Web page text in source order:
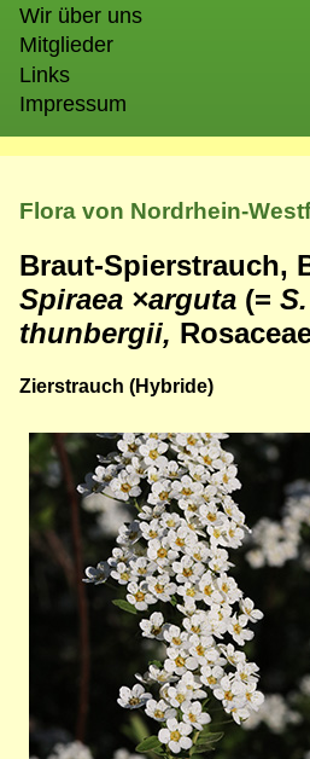
Wir über uns
Mitglieder
Links
Impressum
Flora von Nordrhein-
Braut-Spierstrauch,
Spiraea ×arguta (=
thunbergii,
Zierstrauch (Hybride)
Bild